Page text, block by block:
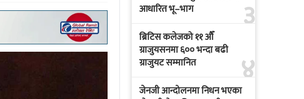
३
आधारित भू–भाग
४
ब्रिटिस कलेजको ११ औँ
ग्राजुयसनमा ६०० भन्दा बढी
ग्राजुयट सम्मानित
जेनजी आन्दोलनमा निधन भएका